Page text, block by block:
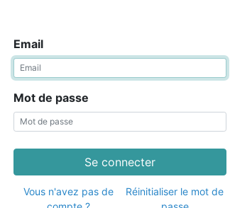
Email
Mot de passe
Se connecter
Vous n'avez pas de
Réinitialiser le mot de